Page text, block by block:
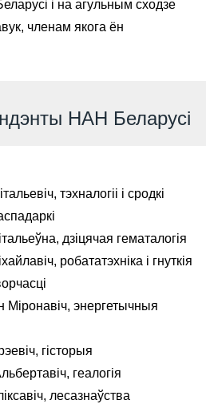
і на агульным сходзе
членам якога ён
НАН Беларусі
тэхналогіі і сродкі
дзіцячая гематалогія
робататэхніка і гнуткія
энергетычныя
гісторыя
геалогія
лесазнаўства